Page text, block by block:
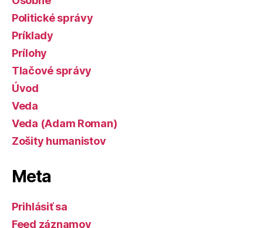
Politické správy
Príklady
Prílohy
Tlačové správy
Úvod
Veda
Veda (Adam Roman)
Zošity humanistov
Meta
Prihlásiť sa
Feed záznamov